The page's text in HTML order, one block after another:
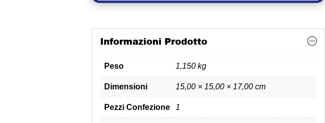
Informazioni Prodotto
Peso 1,150 kg
Dimensioni 15,00 × 15,00 × 17,00 cm
Pezzi Confezione 1